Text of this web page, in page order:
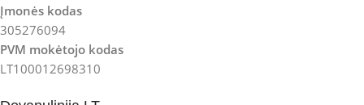
Įmonės kodas
305276094
PVM mokėtojo kodas
LT100012698310